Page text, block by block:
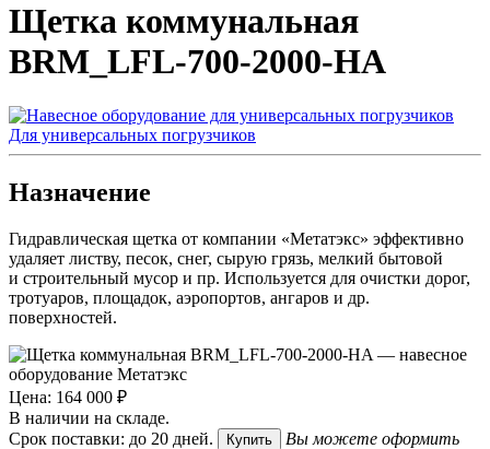
Щетка коммунальная
BRM_LFL-700-2000-HA
Для универсальных погрузчиков
Назначение
Гидравлическая щетка от компании «Метатэкс» эффективно
удаляет листву, песок, снег, сырую грязь, мелкий бытовой
и строительный мусор и пр. Используется для очистки дорог,
тротуаров, площадок, аэропортов, ангаров и др.
поверхностей.
Цена: 164 000 ₽
В наличии на складе.
Срок поставки: до 20 дней.
Купить
Вы можете оформить